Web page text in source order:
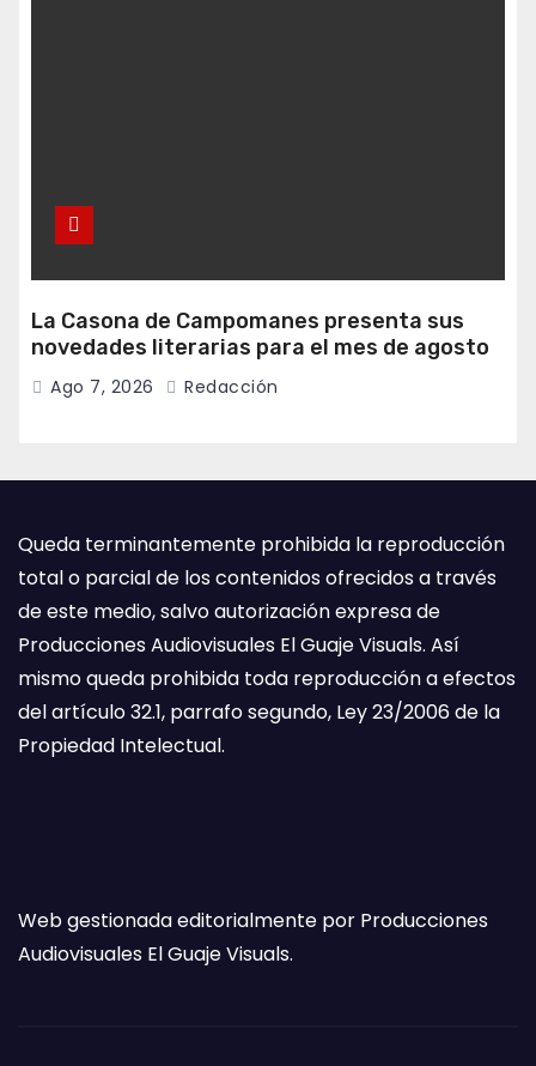
La Casona de Campomanes presenta sus
novedades literarias para el mes de agosto
Ago 7, 2026 Redacción
Queda terminantemente prohibida la reproducción
total o parcial de los contenidos ofrecidos a través
de este medio, salvo autorización expresa de
Producciones Audiovisuales El Guaje Visuals. Así
mismo queda prohibida toda reproducción a efectos
del artículo 32.1, parrafo segundo, Ley 23/2006 de la
Propiedad Intelectual.
Web gestionada editorialmente por Producciones
Audiovisuales El Guaje Visuals.